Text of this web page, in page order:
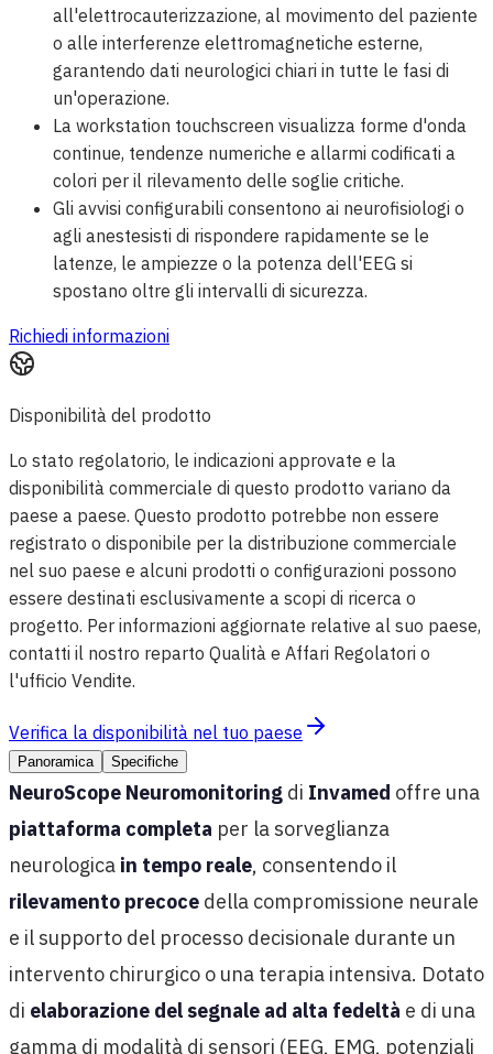
all'elettrocauterizzazione, al movimento del paziente
o alle interferenze elettromagnetiche esterne,
garantendo dati neurologici chiari in tutte le fasi di
un'operazione.
La workstation touchscreen visualizza forme d'onda
continue, tendenze numeriche e allarmi codificati a
colori per il rilevamento delle soglie critiche.
Gli avvisi configurabili consentono ai neurofisiologi o
agli anestesisti di rispondere rapidamente se le
latenze, le ampiezze o la potenza dell'EEG si
spostano oltre gli intervalli di sicurezza.
Richiedi informazioni
Disponibilità del prodotto
Lo stato regolatorio, le indicazioni approvate e la
disponibilità commerciale di questo prodotto variano da
paese a paese. Questo prodotto potrebbe non essere
registrato o disponibile per la distribuzione commerciale
nel suo paese e alcuni prodotti o configurazioni possono
essere destinati esclusivamente a scopi di ricerca o
progetto. Per informazioni aggiornate relative al suo paese,
contatti il nostro reparto Qualità e Affari Regolatori o
l'ufficio Vendite.
Verifica la disponibilità nel tuo paese
Panoramica Specifiche
NeuroScope Neuromonitoring di Invamed offre una
piattaforma completa per la sorveglianza
neurologica in tempo reale, consentendo il
rilevamento precoce della compromissione neurale
e il supporto del processo decisionale durante un
intervento chirurgico o una terapia intensiva. Dotato
di elaborazione del segnale ad alta fedeltà e di una
gamma di modalità di sensori (EEG, EMG, potenziali